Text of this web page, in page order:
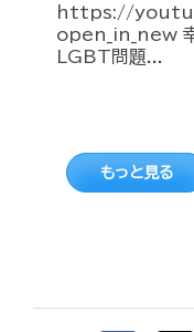
https://
open_in_new
LGBT問題...
もっと見る